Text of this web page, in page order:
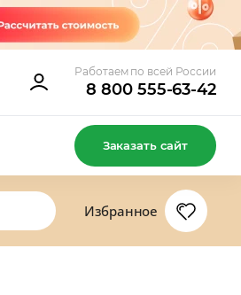
Работаем по всей России
8 800 555-63-42
Заказать сайт
Избранное